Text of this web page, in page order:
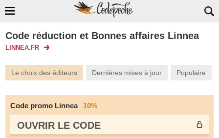
Code réduction et Bonnes affaires Linnea
LINNEA.FR
Le choix des éditeurs Dernières mises à jour Populaire
Code promo Linnea 10%
OUVRIR LE СODE